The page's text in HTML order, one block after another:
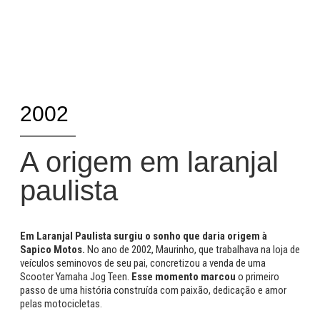
2002
A origem em laranjal
paulista
Em Laranjal Paulista surgiu o sonho que daria origem à
Sapico Motos. No ano de 2002, Maurinho, que trabalhava na loja de
veículos seminovos de seu pai, concretizou a venda de uma
Scooter Yamaha Jog Teen. Esse momento marcou o primeiro
passo de uma história construída com paixão, dedicação e amor
pelas motocicletas.